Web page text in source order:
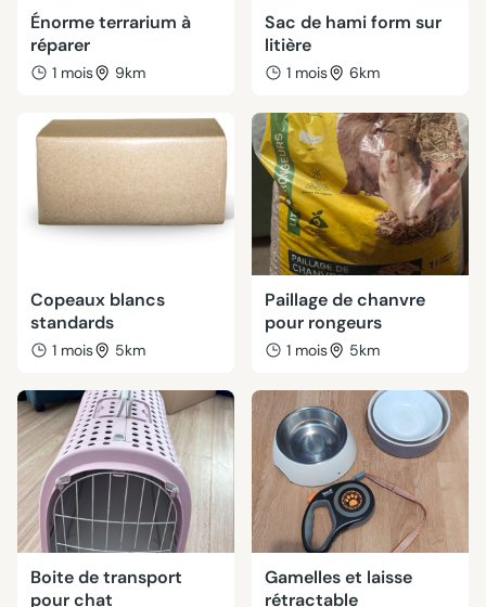
Énorme terrarium à
réparer
1 mois 9km
Sac de hami form sur
litière
1 mois 6km
Copeaux blancs
standards
1 mois 5km
Paillage de chanvre
pour rongeurs
1 mois 5km
Boite de transport
pour chat
Gamelles et laisse
rétractable